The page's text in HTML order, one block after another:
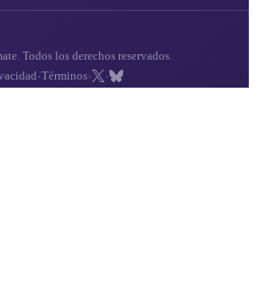
Todos los derechos reservados.
·Términos· ·